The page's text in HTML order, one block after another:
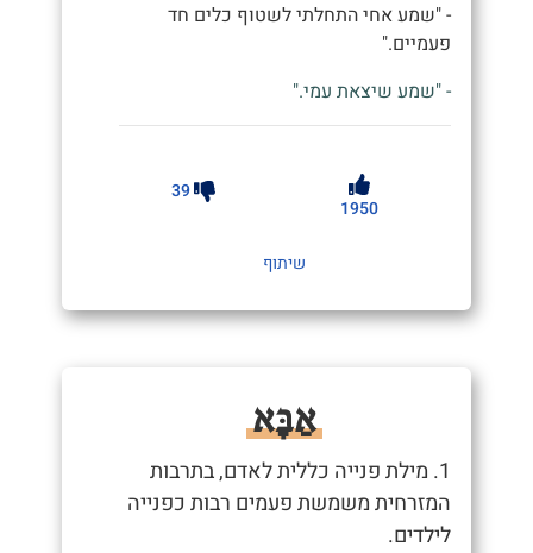
- "שמע אחי התחלתי לשטוף כלים חד
פעמיים."
- "שמע שיצאת עמי."
1950
39
שיתוף
אַבָּא
1. מילת פנייה כללית לאדם, בתרבות
המזרחית משמשת פעמים רבות כפנייה
לילדים.